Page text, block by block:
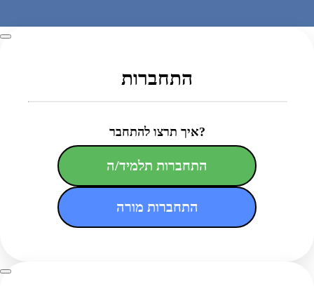
התחברות
איך תרצו להתחבר?
התחברות תלמיד/ה
התחברות מורה